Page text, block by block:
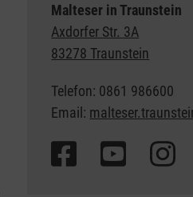
Malteser in Traunstein
Axdorfer Str. 3A
83278 Traunstein
Telefon: 0861 986600
Email: